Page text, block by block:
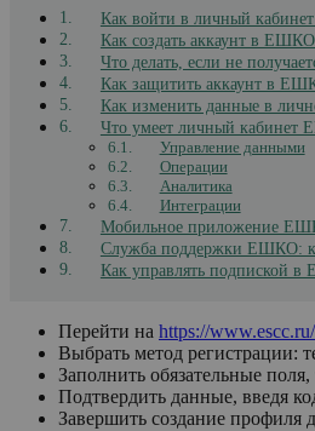
Как войти в личный
Как создать аккаунт в
Что делать, если не
Как защитить аккаунт в
Как изменить данные в
Что умеет личный
Управление данными
Операции
Аналитика
Интеграции
Мобильное приложение
Служба поддержки ЕШКО:
Как управлять подпиской
Перейти на https://
Выбрать метод регистрации:
Заполнить обязательные
Подтвердить данные, введя
Завершить создание профиля